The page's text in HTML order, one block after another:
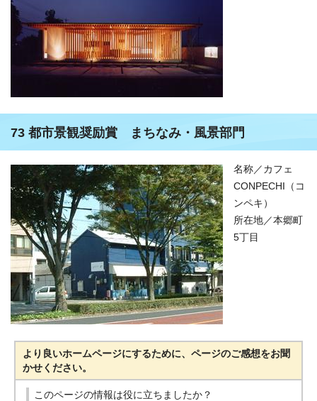
73 都市景観奨励賞 まちなみ・風景部門
名称／カフェ
CONPECHI（コ
ンペキ）
所在地／本郷町
5丁目
より良いホームページにするために、ページのご感想をお聞
かせください。
このページの情報は役に立ちましたか？